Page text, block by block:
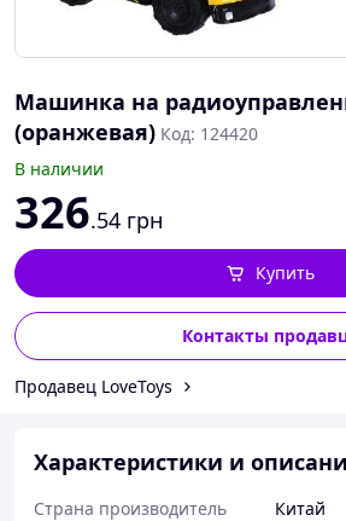
Машинка на
(оранжевая) Код: 124420
В наличии
326.54 грн
Контакты
Купить
Продавец LoveToys
Характеристики и
Страна производитель Китай